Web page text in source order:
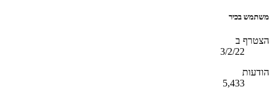
משתמש בכיר
הצטרף ב
3/2/22
הודעות
5,433